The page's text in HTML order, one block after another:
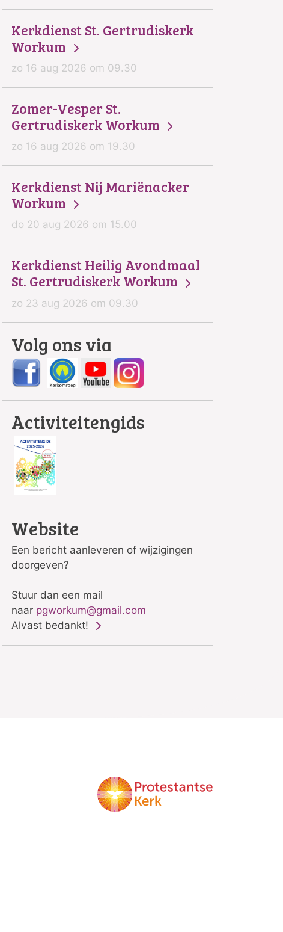
Kerkdienst St. Gertrudiskerk
Workum
zo 16 aug 2026 om 09.30
Zomer-Vesper St.
Gertrudiskerk Workum
zo 16 aug 2026 om 19.30
Kerkdienst Nij Mariënacker
Workum
do 20 aug 2026 om 15.00
Kerkdienst Heilig Avondmaal
St. Gertrudiskerk Workum
zo 23 aug 2026 om 09.30
Volg ons via
Activiteitengids
Website
Een bericht aanleveren of wijzigingen
doorgeven?
Stuur dan een mail
naar pgworkum@gmail.com
Alvast bedankt!